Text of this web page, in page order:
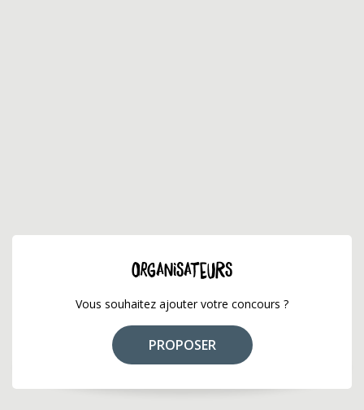
ORGANISATEURS
Vous souhaitez ajouter votre concours ?
PROPOSER